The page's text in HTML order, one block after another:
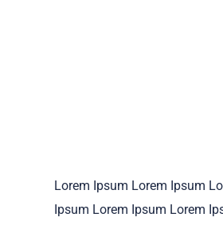
Lorem Ipsum Lorem Ipsum
Ipsum Lorem Ipsum Lorem